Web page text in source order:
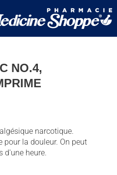
NO.4,
narcotique.
pour la douleur. On peut
d'une heure.